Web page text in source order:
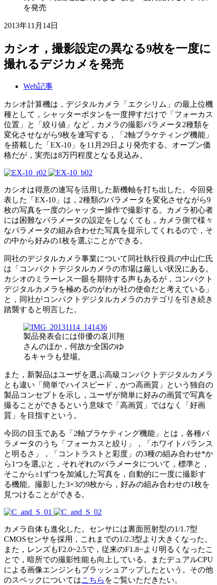
を発売
2013年11月14日
カシオ，撮影設定の異なる9枚を一度に
撮れるデジカメを発売
Web記事
カシオ計算機は，デジタルカメラ「エクシリム」の最上位機
種として，シャッターボタンを一度押すだけで「フォーカス
位置」と「絞り値」など，カメラの撮影パラメータ2種類を
変化させながら9枚を連写する，「2軸ブラケティング機能」
を搭載した「EX-10」を11月29日より発売する。オープン価
格だが，実売は8万円程度となる見込み。
カシオは得意の連写を活用した新機軸を打ち出した。今回発
表した「EX-10」は，2種類のパラメータを変化させながら9
枚の写真を一度のシャッター操作で撮影する。カメラ初心者
には困難なパラメータの設定をしなくても，カメラ側で様々
なパラメータの組み合わせた写真を提示してくれるので，そ
の中から好みの1枚を選ぶことができる。
同社のデジタルカメラ事業について同社執行役員の中山仁氏
は「コンパクトデジタルカメラの市場は厳しい状況にある。
カシオのミラーレス一眼を期待する声もあるが，コンパクト
デジタルカメラを極めるのがわが社の使命だと考えている」
と，同社がコンパクトデジタルカメラのカテゴリを引き続き
踏襲すると明言した。
製品発表会には俳優の哀川翔
さんのほか，何故か全国のゆ
るキャラも登場。
また，新製品はユーザを選ぶ高級コンパクトデジタルカメラ
とも違い「簡単でハイスピード，かつ高画質」という独自の
製品コンセプトを示し，ユーザが簡単に好みの画質で写真を
撮ることができるという意味で「高画質」ではなく「好画
質」を目指すという。
今回の目玉である「2軸ブラケティング機能」とは，各種パ
ラメータのうち「フォーカスと絞り」，「ホワイトバランス
と明るさ」，「コントラストと彩度」の3種の組み合わせ*か
ら1つを選ぶと，それぞれのパラメータについて，標準と，
そこから±1ずつを加減した写真を，自動的に一度に撮影す
る機能。撮影した3×3の9枚から，好みの組み合わせの1枚を
見つけることができる。
カメラ自体も進化した。センサには裏面照射型の1/1.7型
CMOSセンサを採用，これまでの1/2.3型より大きくなった。
また，レンズもF2.0~2.5で，従来のF1.8~より明るくなったこ
とで，暗所での撮影性能も向上している。またデュアルCPU
による画像エンジンもブラッシュアップしたという。その他
のスペックについてはこちら をご覧いただきたい。